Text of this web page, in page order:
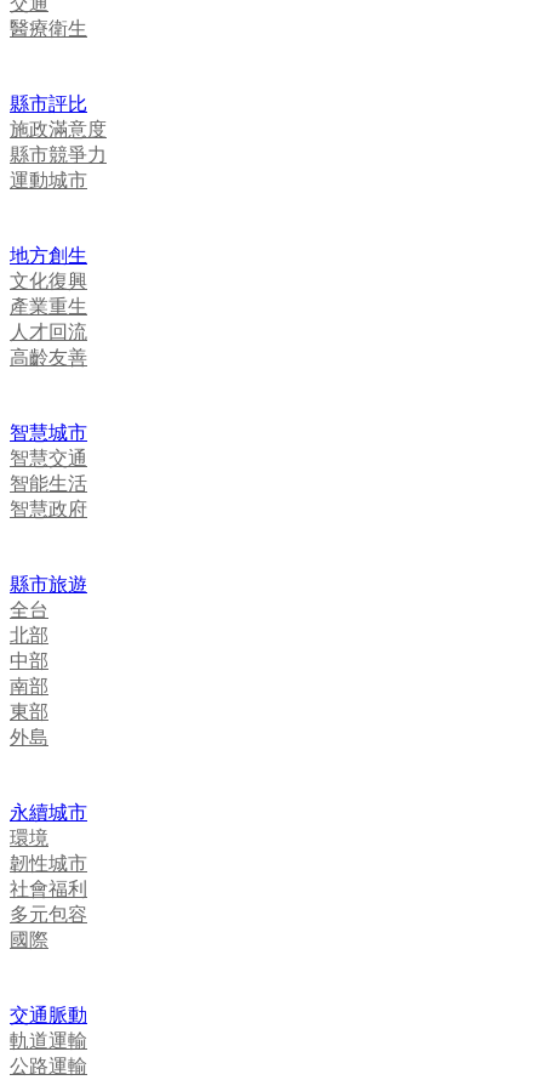
醫療衛生
縣市評比
施政滿意度
縣市競爭力
運動城市
地方創生
文化復興
產業重生
人才回流
高齡友善
智慧城市
智慧交通
智能生活
智慧政府
縣市旅遊
全台
北部
中部
南部
東部
外島
永續城市
環境
韌性城市
社會福利
多元包容
國際
交通脈動
軌道運輸
公路運輸